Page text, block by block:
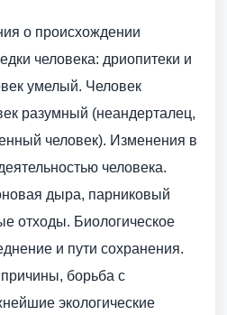
о происхождении
человека: дриопитеки и
умелый. Человек
разумный (неандерталец,
человек). Изменения в
человека.
дыра, парниковый
отходы. Биологическое
и пути сохранения.
борьба с
экологические